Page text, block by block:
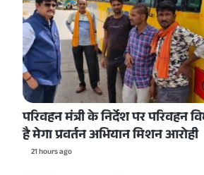
परिवहन मंत्री के निर्देश पर परिवहन
है मेगा प्रवर्तन अभियान मिशन आरोही
21 hours ago